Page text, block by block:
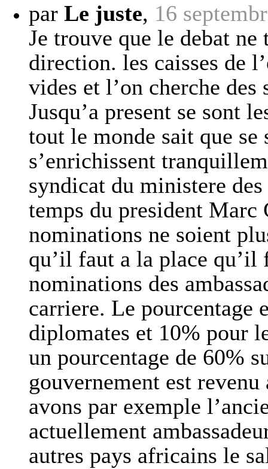
par Le juste, 16
Je trouve que le debat ne
direction. les caisses de
vides et l’on cherche
Jusqu’a present se sont
tout le monde sait que
s’enrichissent
syndicat du ministere
temps du president Marc
nominations ne soient
qu’il faut a la place
nominations des
carriere. Le pourcentage
diplomates et 10% pour
un pourcentage de 60%
gouvernement est
avons par exemple
actuellement
autres pays africains le